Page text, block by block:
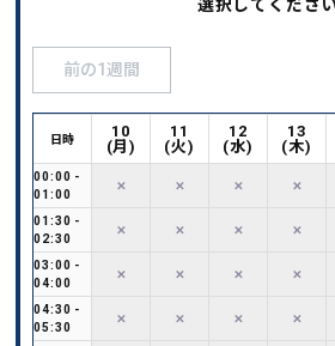
選択してくださ
前の1週間
日時
00:00 -
01:00
01:30 -
02:30
03:00 -
04:00
04:30 -
05:30
10
(月)
✕
✕
✕
✕
11
(火)
✕
✕
✕
✕
12
(水)
✕
✕
✕
✕
13
(木)
✕
✕
✕
✕